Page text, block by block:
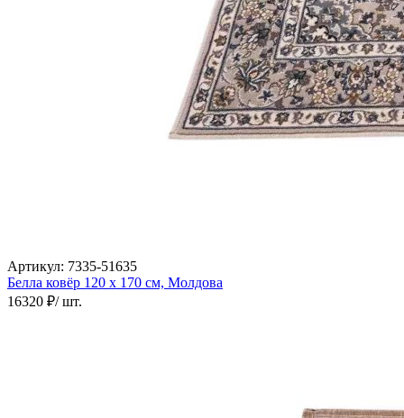
Артикул: 7335-51635
Белла ковёр 120 х 170 см, Молдова
16320 ₽/ шт.